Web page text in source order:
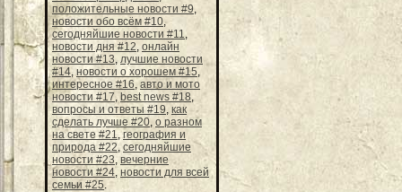
положительные новости #9,
новости обо всём #10,
сегодняйшие новости #11,
новости дня #12, онлайн
новости #13, лучшие новости
#14,новости о хорошем #15,
интересное #16, авто и мото
новости #17,best news #18,
вопросы и ответы #19, как
сделать лучше #20, о разном
на свете #21,география и
природа #22, сегодняйшие
новости #23, вечерние
новости #24, новости для всей
семьи #25.